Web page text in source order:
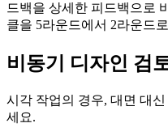
드백을 상세한 피드백으로
클을 5라운드에서 2라운드
비동기 디자인 검
시각 작업의 경우, 대면 대
세요.